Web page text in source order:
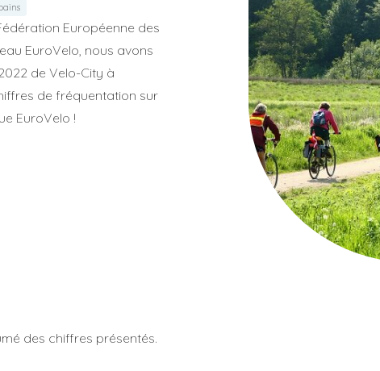
Européenne des
EuroVelo, nous avons
de Velo-City à
de fréquentation sur
EuroVelo !
des chiffres présentés.